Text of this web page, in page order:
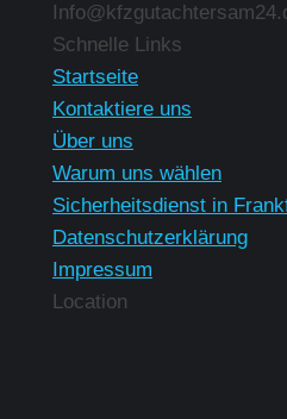
Finden Sie uns auf:
Schnelle Links
Startseite
Kontaktiere uns
Über uns
Warum uns wählen
Sicherheitsdienst in
Datenschutzerklärung
Impressum
Location